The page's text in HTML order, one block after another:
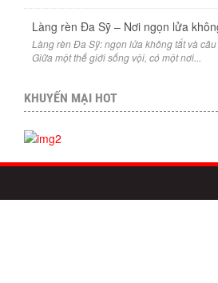
Làng rèn Đa Sỹ – Nơi ngọn lửa
Làng rèn Đa Sỹ: ngọn lửa không tắt và
Giữa một thế giới sống vội, có một nơi...
KHUYẾN MẠI HOT